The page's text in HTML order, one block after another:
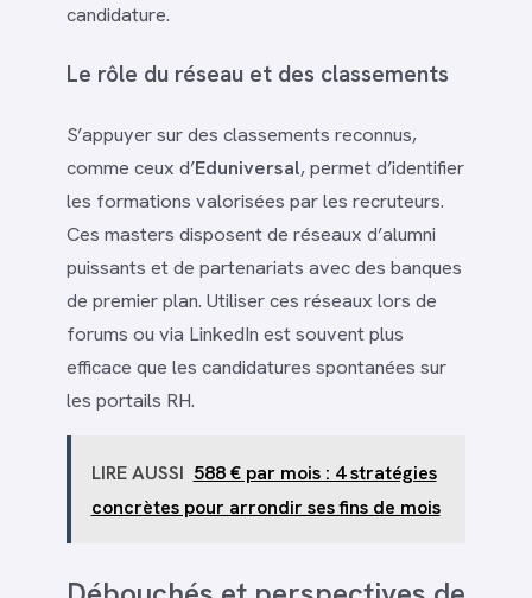
candidature.
Le rôle du réseau et des classements
S’appuyer sur des classements reconnus,
comme ceux d’Eduniversal, permet d’identifier
les formations valorisées par les recruteurs.
Ces masters disposent de réseaux d’alumni
puissants et de partenariats avec des banques
de premier plan. Utiliser ces réseaux lors de
forums ou via LinkedIn est souvent plus
efficace que les candidatures spontanées sur
les portails RH.
LIRE AUSSI 588 € par mois : 4 stratégies
concrètes pour arrondir ses fins de mois